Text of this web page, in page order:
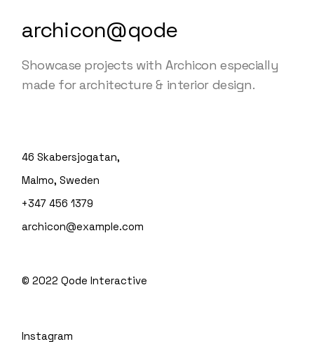
archicon@qode
Showcase projects with Archicon especially
made for architecture & interior design.
46 Skabersjogatan,
Malmo, Sweden
+347 456 1379
archicon@example.com
© 2022Qode Interactive
Instagram